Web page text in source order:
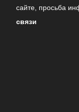
сайте, просьба
связи